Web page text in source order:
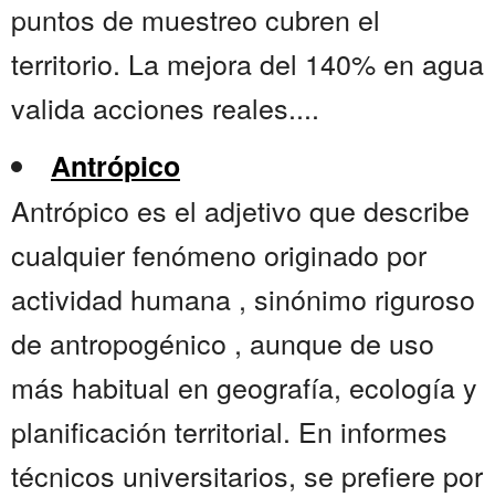
puntos de muestreo cubren el
territorio. La mejora del 140% en agua
valida acciones reales....
Antrópico
Antrópico es el adjetivo que describe
cualquier fenómeno originado por
actividad humana , sinónimo riguroso
de antropogénico , aunque de uso
más habitual en geografía, ecología y
planificación territorial. En informes
técnicos universitarios, se prefiere por